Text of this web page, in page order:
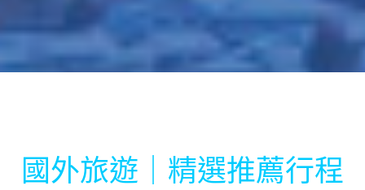
國外旅遊｜精選推薦行程